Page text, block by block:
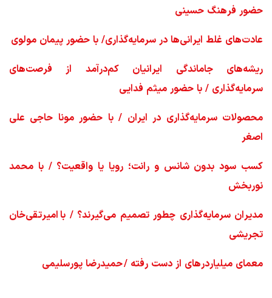
حضور فرهنگ حسینی
عادت‌های غلط ایرانی‌ها در سرمایه‌گذاری/ با حضور پیمان مولوی
ریشه‌های جاماندگی ایرانیان کم‌درآمد از فرصت‌های
سرمایه‌گذاری / با حضور میثم فدایی
محصولات سرمایه‌گذاری در ایران / با حضور مونا حاجی علی
اصغر
کسب سود بدون شانس و رانت؛ رویا یا واقعیت؟ / با محمد
نوربخش
مدیران سرمایه‌گذاری چطور تصمیم می‌گیرند؟ / با امیرتقی‌خان
تجریشی
معمای میلیاردرهای از دست رفته / حمیدرضا پورسلیمی